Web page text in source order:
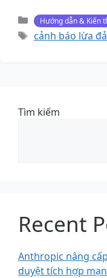
Danh
mục
Hướng dẫn & Kiến
Thẻ
cảnh báo lừa
Tìm kiếm
Recent
Anthropic nâng
duyệt tích hợp